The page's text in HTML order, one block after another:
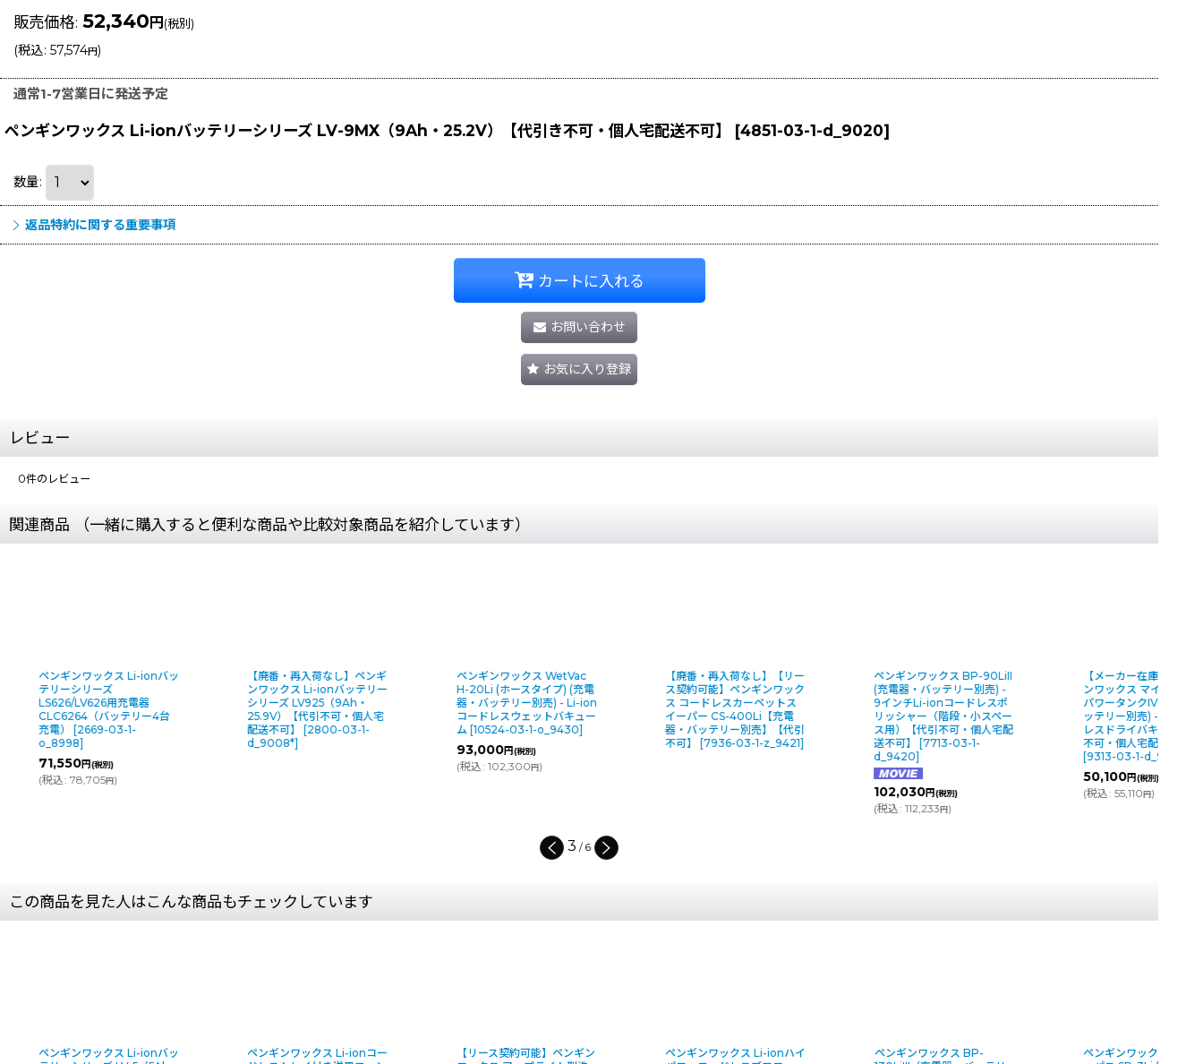
販売価格: 52,340円(税別)
(税込: 57,574円)
通常1-7営業日に発送予定
ペンギンワックス Li-ionバッテリーシリーズ LV-9MX（9Ah・25.2V）【代引き不可・個人宅配送不可】 [4851-03-1-d_9020]
数量:
返品特約に関する重要事項
カートに入れる
お問い合わせ
お気に入り登録
レビュー
0件のレビュー
関連商品 （一緒に購入すると便利な商品や比較対象商品を紹介しています）
ペンギンワックス Li-ionバッ
テリーシリーズ
LS626/LV626用充電器
CLC6264（バッテリー4台
充電）
[2669-03-1-
o_8998]
71,550円(税別)
(税込 : 78,705円)
【廃番・再入荷なし】ペンギ
ンワックス Li-ionバッテリー
シリーズ LV925（9Ah・
25.9V）【代引不可・個人宅
配送不可】
[2800-03-1-
d_9008*]
ペンギンワックス WetVac
H-20Li (ホースタイプ) (充電
器・バッテリー別売) - Li-ion
コードレスウェットバキュー
ム [10524-03-1-o_9430]
93,000円(税別)
(税込 : 102,300円)
【廃番・再入荷なし】【リー
ス契約可能】ペンギンワック
ス コードレスカーペットス
イーパー CS-400Li【充電
器・バッテリー別売】【代引
不可】
[7936-03-1-z_9421]
ペンギンワックス BP-90LiII
(充電器・バッテリー別売) -
9インチLi-ionコードレスポ
リッシャー（階段・小スペー
ス用）【代引不可・個人宅配
送不可】
[7713-03-1-
d_9420]
102,030円(税別)
(税込 : 112,233円)
【メーカー在庫限り】
ンワックス マイティメ
パワータンクIV (充電器
ッテリー別売) - Li-ion
レスドライバキューム
不可・個人宅配送不可】
[9313-03-1-d_9423
50,100円(税別)
(税込 : 55,110円)
3 / 6
この商品を見た人はこんな商品もチェックしています
ペンギンワックス Li-ionコー
【リース契約可能】ペンギン
ペンギンワックス Li-ionハイ
ペンギンワックス BP-
ペンギンワックス マルチパ
ペンギンワッ